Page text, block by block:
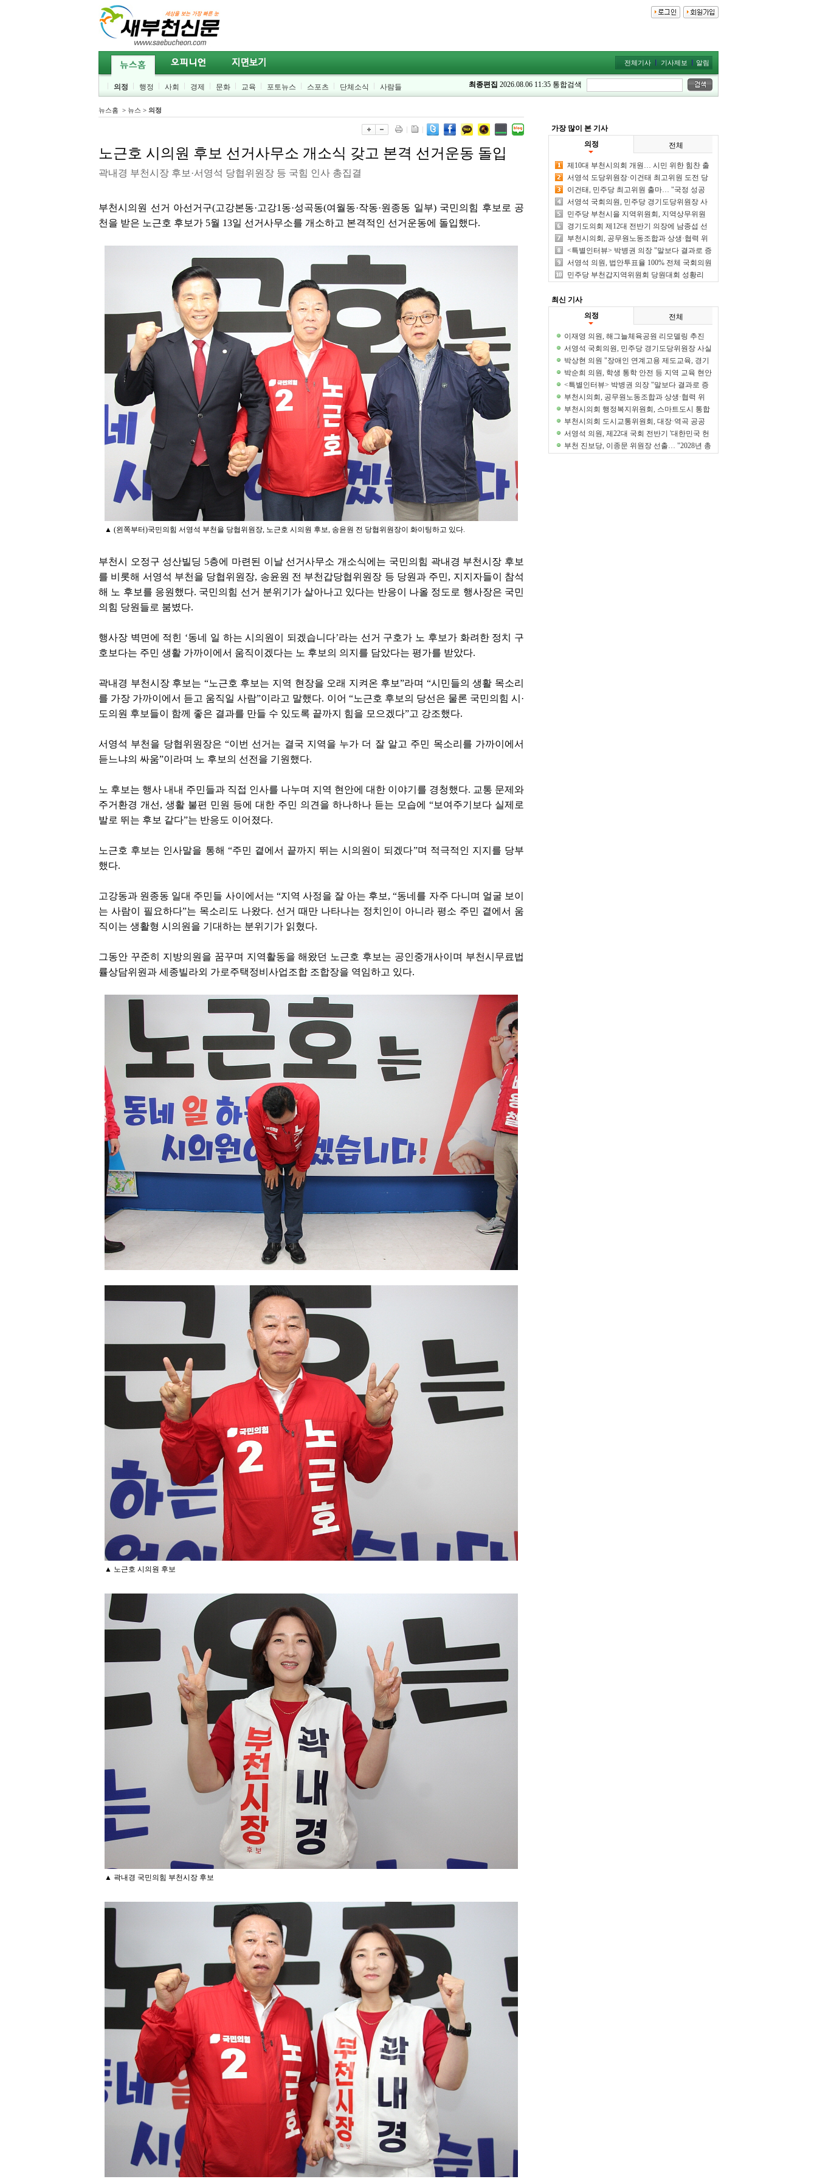
의정 행정 사회 경제 문화 교육 포토뉴스 스포츠 단체소식 사람들
전체기사 기사제보 알림
최종편집 2026.08.06 11:35 통합검색
뉴스홈 > 뉴스 > 의정
노근호 시의원 후보 선거사무소 개소식 갖고 본격 선거운동 돌입
곽내경 부천시장 후보·서영석 당협위원장 등 국힘 인사 총집결
부천시의원 선거 아선거구(고강본동·고강1동·성곡동(여월동·작동·원종동 일부) 국민의힘 후보로 공
천을 받은 노근호 후보가 5월 13일 선거사무소를 개소하고 본격적인 선거운동에 돌입했다.
▲ (왼쪽부터)국민의힘 서영석 부천을 당협위원장, 노근호 시의원 후보, 송윤원 전 당협위원장이 화이팅하고 있다.
부천시 오정구 성산빌딩 5층에 마련된 이날 선거사무소 개소식에는 국민의힘 곽내경 부천시장 후보
를 비롯해 서영석 부천을 당협위원장, 송윤원 전 부천갑당협위원장 등 당원과 주민, 지지자들이 참석
해 노 후보를 응원했다. 국민의힘 선거 분위기가 살아나고 있다는 반응이 나올 정도로 행사장은 국민
의힘 당원들로 붐볐다.
행사장 벽면에 적힌 ‘동네 일 하는 시의원이 되겠습니다’라는 선거 구호가 노 후보가 화려한 정치 구
호보다는 주민 생활 가까이에서 움직이겠다는 노 후보의 의지를 담았다는 평가를 받았다.
곽내경 부천시장 후보는 “노근호 후보는 지역 현장을 오래 지켜온 후보”라며 “시민들의 생활 목소리
를 가장 가까이에서 듣고 움직일 사람”이라고 말했다. 이어 “노근호 후보의 당선은 물론 국민의힘 시·
도의원 후보들이 함께 좋은 결과를 만들 수 있도록 끝까지 힘을 모으겠다”고 강조했다.
서영석 부천을 당협위원장은 “이번 선거는 결국 지역을 누가 더 잘 알고 주민 목소리를 가까이에서
듣느냐의 싸움”이라며 노 후보의 선전을 기원했다.
노 후보는 행사 내내 주민들과 직접 인사를 나누며 지역 현안에 대한 이야기를 경청했다. 교통 문제와
주거환경 개선, 생활 불편 민원 등에 대한 주민 의견을 하나하나 듣는 모습에 “보여주기보다 실제로
발로 뛰는 후보 같다”는 반응도 이어졌다.
노근호 후보는 인사말을 통해 “주민 곁에서 끝까지 뛰는 시의원이 되겠다”며 적극적인 지지를 당부
했다.
고강동과 원종동 일대 주민들 사이에서는 “지역 사정을 잘 아는 후보, “동네를 자주 다니며 얼굴 보이
는 사람이 필요하다”는 목소리도 나왔다. 선거 때만 나타나는 정치인이 아니라 평소 주민 곁에서 움
직이는 생활형 시의원을 기대하는 분위기가 읽혔다.
그동안 꾸준히 지방의원을 꿈꾸며 지역활동을 해왔던 노근호 후보는 공인중개사이며 부천시무료법
률상담위원과 세종빌라외 가로주택정비사업조합 조합장을 역임하고 있다.
▲ 노근호 시의원 후보
▲ 곽내경 국민의힘 부천시장 후보
가장 많이 본 기사
의정
전체
제10대 부천시의회 개원… 시민 위한 힘찬 출
발
서영석 도당위원장·이건태 최고위원 도전 당
선 여부 주목
이건태, 민주당 최고위원 출마… "국정 성공
최전방 공격수 되겠다"
서영석 국회의원, 민주당 경기도당위원장 사
실상 단독 추대 전망
민주당 부천시을 지역위원회, 지역상무위원
회 및 당원대회 개최
경기도의회 제12대 전반기 의장에 남종섭 선
출
부천시의회, 공무원노동조합과 상생·협력 위
한 차담회 개최
<특별인터뷰> 박병권 의장 "말보다 결과로 증
명하는 의회 만들겠다"
서영석 의원, 법안투표율 100% 전체 국회의원
중 1위
민주당 부천갑지역위원회 당원대회 성황리
최신 기사
의정
전체
이재영 의원, 해그늘체육공원 리모델링 추진
정담회 개최
서영석 국회의원, 민주당 경기도당위원장 사실
상 단독 추대 전망
박상현 의원 "장애인 연계고용 제도교육, 경기
도부터 시작해야"
박순희 의원, 학생 통학 안전 등 지역 교육 현안
집중 점검
<특별인터뷰> 박병권 의장 "말보다 결과로 증
명하는 의회 만들겠다"
부천시의회, 공무원노동조합과 상생·협력 위
한 차담회 개최
부천시의회 행정복지위원회, 스마트도시 통합
운영센터 현장 방문
부천시의회 도시교통위원회, 대장·역곡 공공
주택지구 현장 방문
서영석 의원, 제22대 국회 전반기 '대한민국 헌
정대상' 수상
부천 진보당, 이종문 위원장 선출… "2028년 총